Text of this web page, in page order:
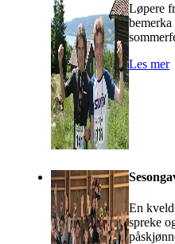
Løpere
Les mer
En kveld
spreke